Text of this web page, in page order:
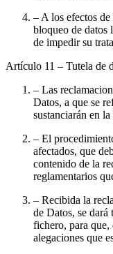
– A los efectos
bloqueo de datos
de impedir su
Artículo 11 – Tutela de
– Las
Datos, a que se
sustanciarán en
– El
afectados, que
contenido de la
reglamentarios
– Recibida la
de Datos, se dará
fichero, para
alegaciones que